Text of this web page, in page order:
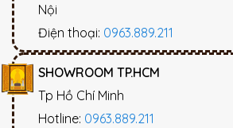
Nội
Điện thoại: 0963.889.211
SHOWROOM TP.HCM
Tp Hồ Chí Minh
Hotline: 0963.889.211